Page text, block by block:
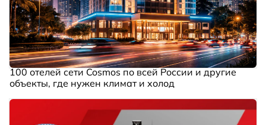
100 отелей сети Cosmos по всей России и другие
объекты, где нужен климат и холод